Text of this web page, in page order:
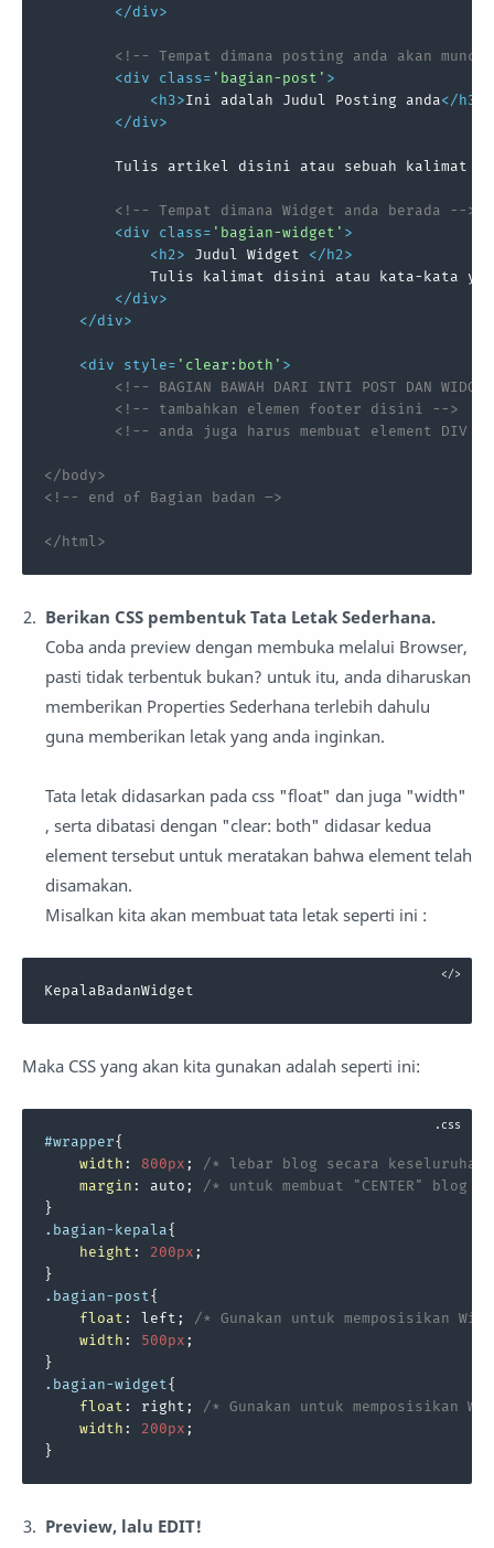
</div>
<!-- Tempat dimana posting anda akan
<div class= 'bagian-post' >
<h3>Ini adalah Judul Posting anda</h3
</div>
        Tulis artikel disini atau sebuah kalimat
<!-- Tempat dimana Widget anda berada -->
<div class= 'bagian-widget' >
<h2> Judul Widget </h2>
Tulis kalimat disini atau kata-kata
</div>
</div>
<div style= 'clear:both' >
<!-- BAGIAN BAWAH DARI INTI POST DAN
<!-- tambahkan elemen footer disini -->
<!-- anda juga harus membuat element DIV
</body>
<!-- end of Bagian badan –>
</html>
Berikan CSS pembentuk Tata Letak Sederhana.
Coba anda preview dengan membuka melalui Browser,
pasti tidak terbentuk bukan? untuk itu, anda diharuskan
memberikan Properties Sederhana terlebih dahulu
guna memberikan letak yang anda inginkan.
Tata letak didasarkan pada css "float" dan juga "width"
, serta dibatasi dengan "clear: both" didasar kedua
element tersebut untuk meratakan bahwa element telah
disamakan.
Misalkan kita akan membuat tata letak seperti ini :
KepalaBadanWidget
Maka CSS yang akan kita gunakan adalah seperti ini:
#wrapper{
width : 800px ; /* lebar blog secara
margin : auto; /* untuk membuat "CENTER" blog
.bagian-kepala{
height : 200px ;
.bagian-post{
float : left; /* Gunakan untuk memposisikan
width : 500px ;
.bagian-widget{
float : right; /* Gunakan untuk memposisikan
width : 200px ;
}
Preview, lalu EDIT!